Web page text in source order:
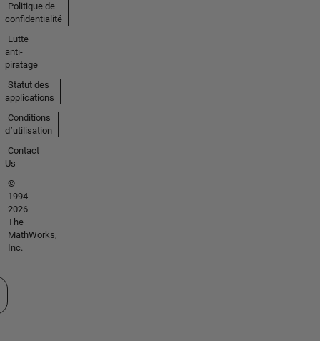
Politique de
confidentialité
Lutte
anti-
piratage
Statut des
applications
Conditions
d՚utilisation
Contact
Us
©
1994-
2026
The
MathWorks,
Inc.
un site web